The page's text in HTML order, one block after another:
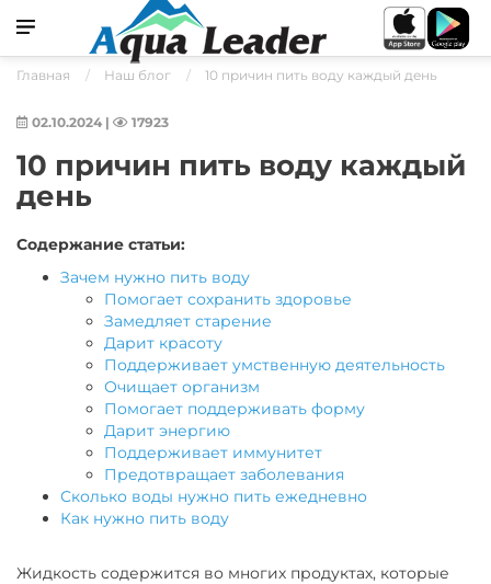
Главная Наш блог 10 причин пить воду каждый день
02.10.2024 | 17923
10 причин пить воду каждый
день
Содержание статьи:
Зачем нужно пить воду
Помогает сохранить здоровье
Замедляет старение
Дарит красоту
Поддерживает умственную деятельность
Очищает организм
Помогает поддерживать форму
Дарит энергию
Поддерживает иммунитет
Предотвращает заболевания
Сколько воды нужно пить ежедневно
Как нужно пить воду
Жидкость содержится во многих продуктах, которые